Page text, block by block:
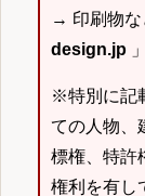
→ 印刷物な
design.jp 」
※特別に記
ての人物、
標権、特許
権利を有し